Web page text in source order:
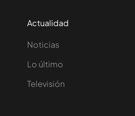
Actualidad
Noticias
Lo último
Televisión